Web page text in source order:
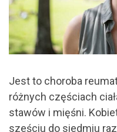
Jest to choroba
różnych częściach
stawów i mięśni.
sześciu do siedmiu